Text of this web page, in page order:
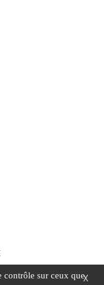
X
contrôle sur ceux que